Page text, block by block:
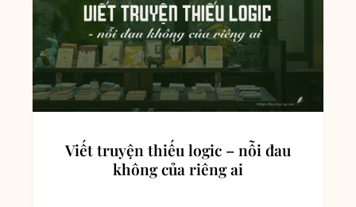
Viết truyện thiếu logic – nỗi đau
không của riêng ai